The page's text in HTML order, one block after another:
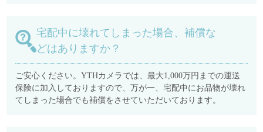
宅配中に壊れてしまった場合、補償な
どはありますか？
ご安心ください。YTHカメラでは、最大1,000万円までの運送
保険に加入しておりますので、万が一、宅配中にお品物が壊れ
てしまった場合でも補償をさせていただいております。